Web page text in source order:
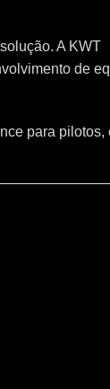
A KWT
de
para pilotos,